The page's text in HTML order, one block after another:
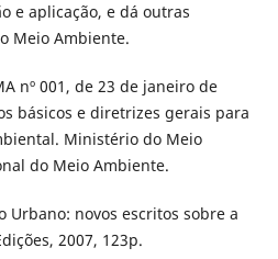
e aplicação, e dá outras
Meio Ambiente.
nº 001, de 23 de janeiro de
básicos e diretrizes gerais para
Ministério do Meio
do Meio Ambiente.
Urbano: novos escritos sobre a
2007, 123p.